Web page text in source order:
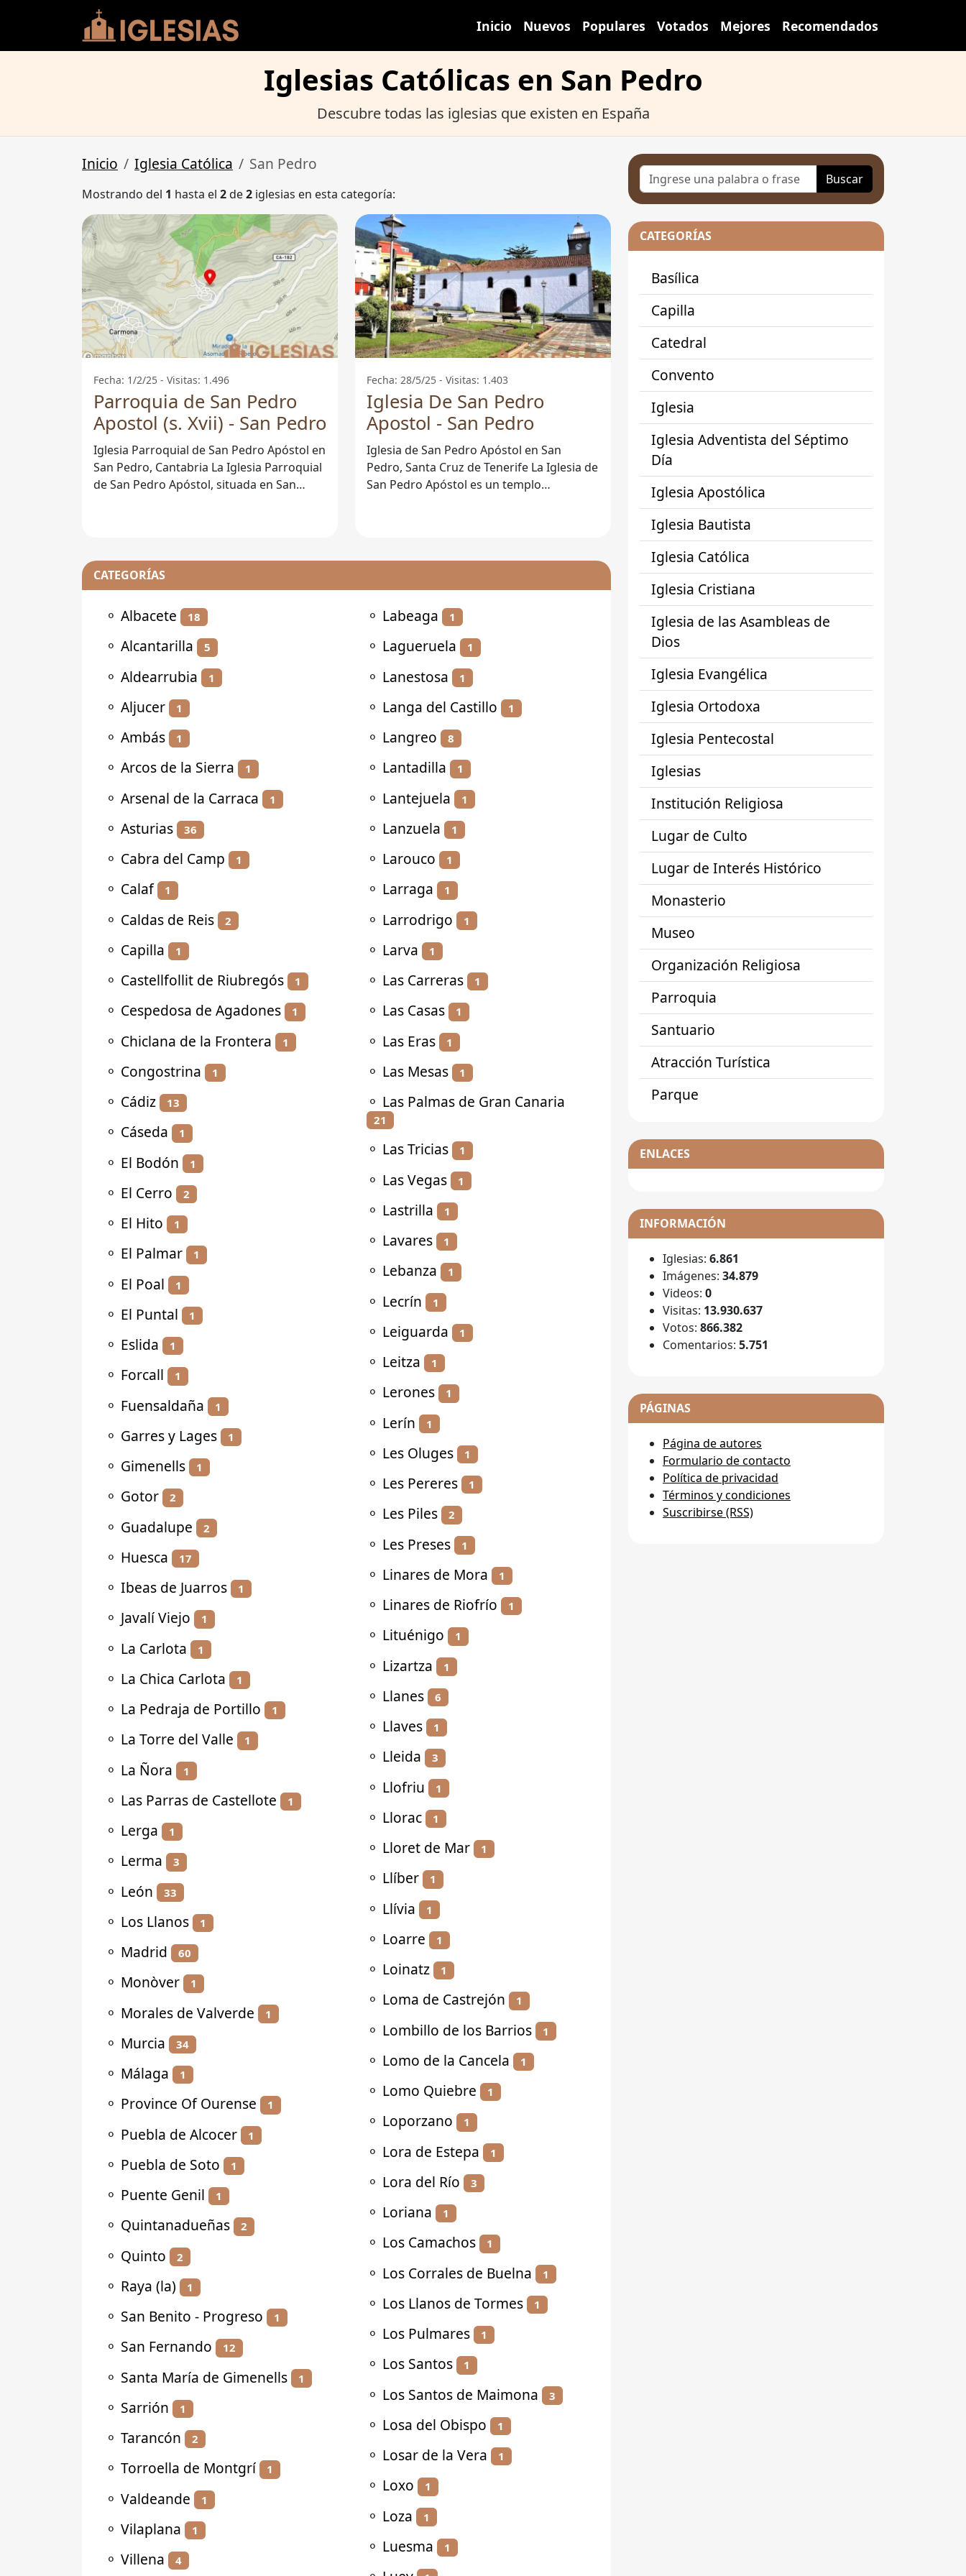
Inicio Nuevos Populares Votados Mejores Recomendados
Iglesias Católicas en San Pedro
Descubre todas las iglesias que existen en España
Inicio Iglesia Católica San Pedro
Mostrando del 1 hasta el 2de2 iglesias en esta categoría:
Fecha: 1/2/25 - Visitas: 1.496
Parroquia de San Pedro
Apostol (s. Xvii) - San Pedro
Iglesia Parroquial de San Pedro Apóstol en
San Pedro, Cantabria La Iglesia Parroquial
de San Pedro Apóstol, situada en San
Fecha: 28/5/25 - Visitas: 1.403
Iglesia De San Pedro
Apostol - San Pedro
Iglesia de San Pedro Apóstol en San
Pedro, Santa Cruz de Tenerife La Iglesia de
San Pedro Apóstol es un templo
CATEGORÍAS
⚬ Albacete 18
⚬ Alcantarilla 5
⚬ Aldearrubia 1
⚬ Aljucer 1
⚬ Ambás 1
⚬ Arcos de la Sierra 1
⚬ Arsenal de la Carraca 1
⚬ Asturias 36
⚬ Cabra del Camp 1
⚬ Calaf 1
⚬ Caldas de Reis 2
⚬ Capilla 1
⚬ Castellfollit de Riubregós 1
⚬ Cespedosa de Agadones 1
⚬ Chiclana de la Frontera 1
⚬ Congostrina 1
⚬ Cádiz 13
⚬ Cáseda 1
⚬ El Bodón 1
⚬ El Cerro 2
⚬ El Hito 1
⚬ El Palmar 1
⚬ El Poal 1
⚬ El Puntal 1
⚬ Eslida 1
⚬ Forcall 1
⚬ Fuensaldaña 1
⚬ Garres y Lages 1
⚬ Gimenells 1
⚬ Gotor 2
⚬ Guadalupe 2
⚬ Huesca 17
⚬ Ibeas de Juarros 1
⚬ Javalí Viejo 1
⚬ La Carlota 1
⚬ La Chica Carlota 1
⚬ La Pedraja de Portillo 1
⚬ La Torre del Valle 1
⚬ La Ñora 1
⚬ Las Parras de Castellote 1
⚬ Lerga 1
⚬ Lerma 3
⚬ León 33
⚬ Los Llanos 1
⚬ Madrid 60
⚬ Monòver 1
⚬ Morales de Valverde 1
⚬ Murcia 34
⚬ Málaga 1
⚬ Province Of Ourense 1
⚬ Puebla de Alcocer 1
⚬ Puebla de Soto 1
⚬ Puente Genil 1
⚬ Quintanadueñas 2
⚬ Quinto 2
⚬ Raya (la) 1
⚬ San Benito - Progreso 1
⚬ San Fernando 12
⚬ Santa María de Gimenells 1
⚬ Sarrión 1
⚬ Tarancón 2
⚬ Torroella de Montgrí 1
⚬ Valdeande 1
⚬ Vilaplana 1
⚬ Villena 4
⚬ Labeaga 1
⚬ Lagueruela 1
⚬ Lanestosa 1
⚬ Langa del Castillo 1
⚬ Langreo 8
⚬ Lantadilla 1
⚬ Lantejuela 1
⚬ Lanzuela 1
⚬ Larouco 1
⚬ Larraga 1
⚬ Larrodrigo 1
⚬ Larva 1
⚬ Las Carreras 1
⚬ Las Casas 1
⚬ Las Eras 1
⚬ Las Mesas 1
⚬ Las Palmas de Gran Canaria
21
⚬ Las Tricias 1
⚬ Las Vegas 1
⚬ Lastrilla 1
⚬ Lavares 1
⚬ Lebanza 1
⚬ Lecrín 1
⚬ Leiguarda 1
⚬ Leitza 1
⚬ Lerones 1
⚬ Lerín 1
⚬ Les Oluges 1
⚬ Les Pereres 1
⚬ Les Piles 2
⚬ Les Preses 1
⚬ Linares de Mora 1
⚬ Linares de Riofrío 1
⚬ Lituénigo 1
⚬ Lizartza 1
⚬ Llanes 6
⚬ Llaves 1
⚬ Lleida 3
⚬ Llofriu 1
⚬ Llorac 1
⚬ Lloret de Mar 1
⚬ Llíber 1
⚬ Llívia 1
⚬ Loarre 1
⚬ Loinatz 1
⚬ Loma de Castrejón 1
⚬ Lombillo de los Barrios 1
⚬ Lomo de la Cancela 1
⚬ Lomo Quiebre 1
⚬ Loporzano 1
⚬ Lora de Estepa 1
⚬ Lora del Río 3
⚬ Loriana 1
⚬ Los Camachos 1
⚬ Los Corrales de Buelna 1
⚬ Los Llanos de Tormes 1
⚬ Los Pulmares 1
⚬ Los Santos 1
⚬ Los Santos de Maimona 3
⚬ Losa del Obispo 1
⚬ Losar de la Vera 1
⚬ Loxo 1
⚬ Loza 1
⚬ Luesma 1
Buscar
CATEGORÍAS
Basílica
Capilla
Catedral
Convento
Iglesia
Iglesia Adventista del Séptimo
Día
Iglesia Apostólica
Iglesia Bautista
Iglesia Católica
Iglesia Cristiana
Iglesia de las Asambleas de
Dios
Iglesia Evangélica
Iglesia Ortodoxa
Iglesia Pentecostal
Iglesias
Institución Religiosa
Lugar de Culto
Lugar de Interés Histórico
Monasterio
Museo
Organización Religiosa
Parroquia
Santuario
Atracción Turística
Parque
ENLACES
INFORMACIÓN
Iglesias: 6.861
Imágenes: 34.879
Videos: 0
Visitas: 13.930.637
Votos: 866.382
Comentarios: 5.751
PÁGINAS
Página de autores
Formulario de contacto
Política de privacidad
Términos y condiciones
Suscribirse (RSS)